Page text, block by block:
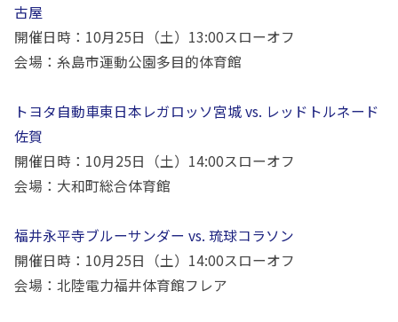
古屋
開催日時： 10月25日（土） 13:00スローオフ
会場：糸島市運動公園多目的体育館
トヨタ自動車東日本レガロッソ宮城 vs. レッドトルネード
佐賀
開催日時： 10月25日（土） 14:00スローオフ
会場：大和町総合体育館
福井永平寺ブルーサンダー vs. 琉球コラソン
開催日時： 10月25日（土） 14:00スローオフ
会場：北陸電力福井体育館フレア